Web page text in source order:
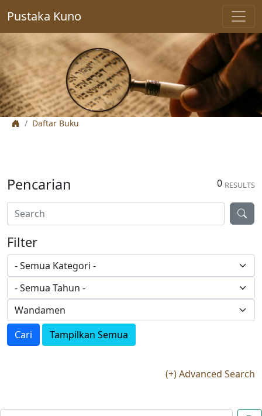
Pustaka Kuno
Daftar Buku
0 RESULTS
Pencarian
Filter
Cari Tampilkan Semua
(+) Advanced Search